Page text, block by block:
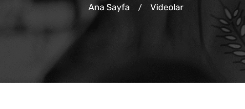
Ana Sayfa / Videolar